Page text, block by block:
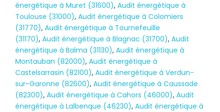
énergétique à Muret (31600),Audit énergétique à
Toulouse (31000),Audit énergétique à Colomiers
(31770),Audit énergétique à Tournefeuille
(31170),Audit énergétique à Blagnac (31700),Audit
énergétique à Balma (31130),Audit énergétique à
Montauban (82000),Audit énergétique à
Castelsarrasin (82100),Audit énergétique à Verdun-
sur-Garonne (82600),Audit énergétique à Caussade
(82300),Audit énergétique à Cahors (46000),Audit
énergétique à Lalbenque (46230),Audit énergétique à